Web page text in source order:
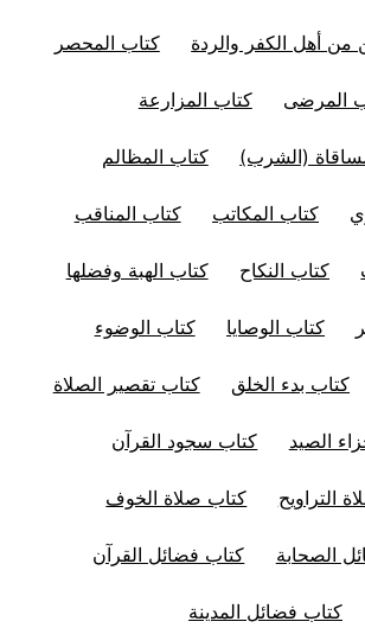
من أهل الكفر والردة كتاب المحصر
المرضى كتاب المزارعة
(الشرب) كتاب المظالم
كتاب المكاتب كتاب المناقب
كتاب النكاح كتاب الهبة وفضلها
كتاب الوصايا كتاب الوضوء
كتاب بدء الخلق كتاب تقصير الصلاة
الصيد كتاب سجود القرآن
التراويح كتاب صلاة الخوف
الصحابة كتاب فضائل القرآن
كتاب فضائل المدينة